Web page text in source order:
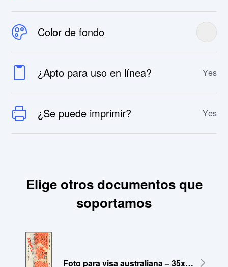
Color de fondo
¿Apto para uso en línea? Yes
¿Se puede imprimir? Yes
Elige otros documentos que
soportamos
Foto para visa australiana – 35x45 mm